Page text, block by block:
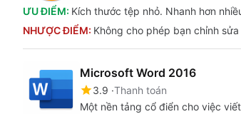
ƯU ĐIỂM: Kích thước tệp nhỏ. Nhanh hơn
NHƯỢC ĐIỂM: Không cho phép bạn chỉnh
Microsoft Word 2016
3.9 Thanh toán
Một nền tảng cổ điển cho việc